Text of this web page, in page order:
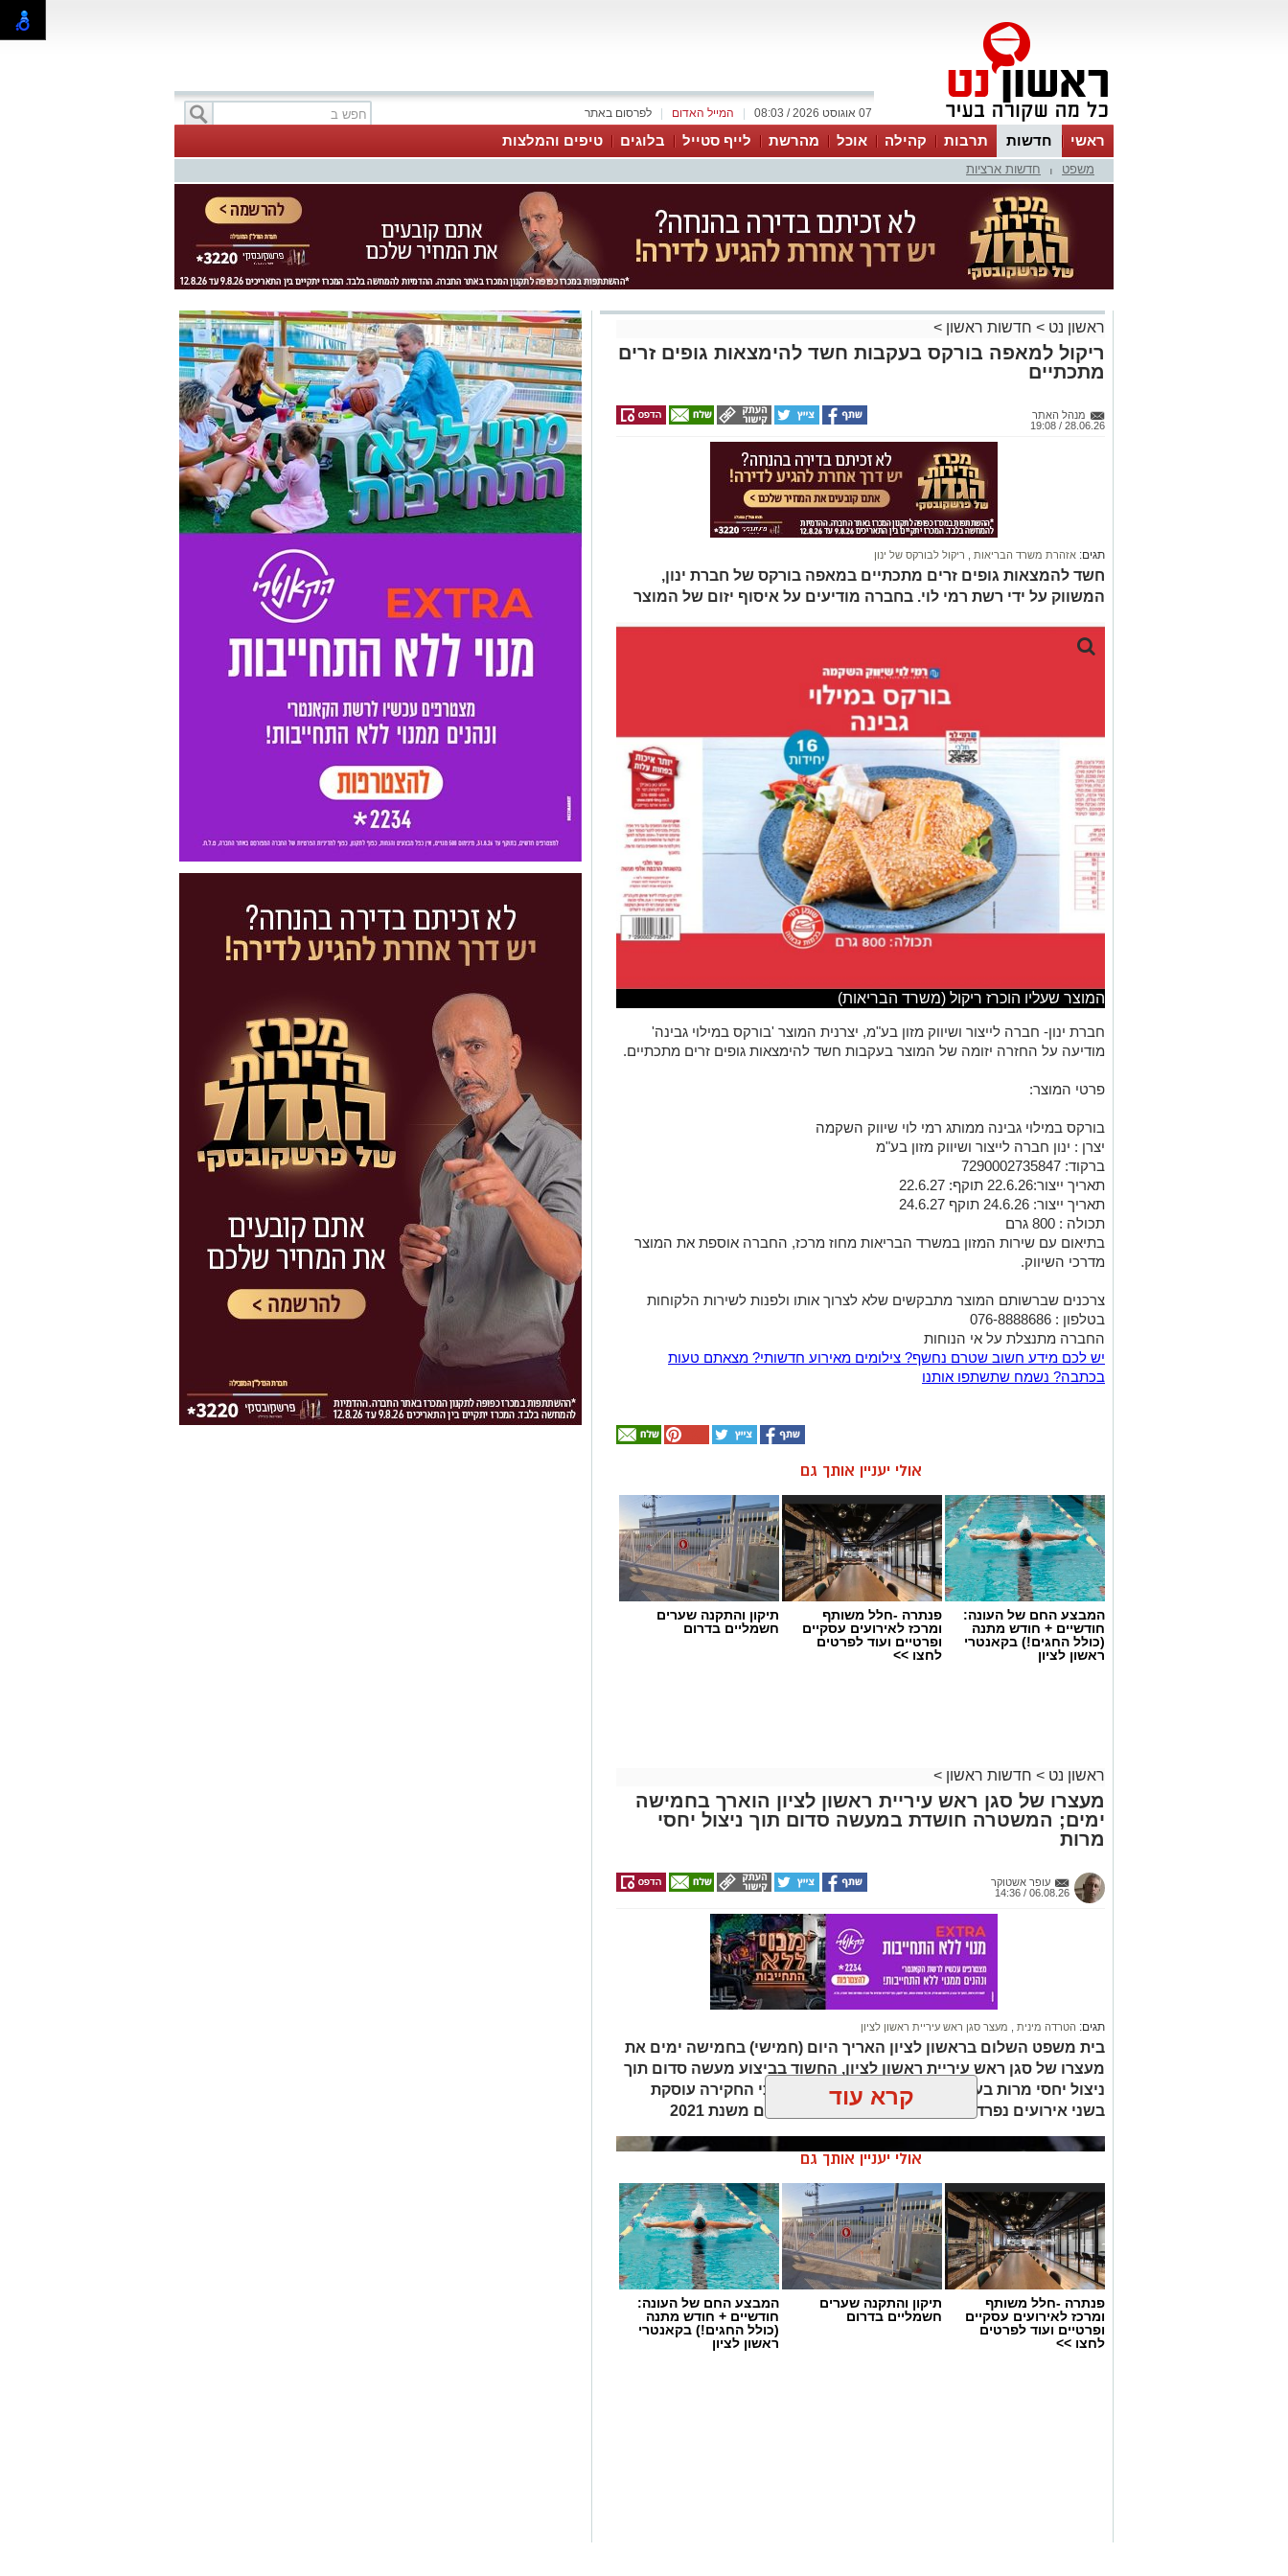
לפרסום באתר המייל האדום 07 אוגוסט 2026 / 08:03
ראשי חדשות תרבות קהילה אוכל מהרשת לייף סטייל בלוגים טיפים והמלצות
משפט חדשות ארציות
ראשון נט > חדשות ראשון >
ריקול למאפה בורקס בעקבות חשד להימצאות גופים זרים
מתכתיים
מנהל האתר
28.06.26 / 19:08
תגים: אזהרת משרד הבריאות ריקול לבורקס של ינון
חשד להמצאות גופים זרים מתכתיים במאפה בורקס של חברת ינון,
המשווק על ידי רשת רמי לוי. בחברה מודיעים על איסוף יזום של המוצר
המוצר שעליו הוכרז ריקול (משרד הבריאות)
חברת ינון- חברה לייצור ושיווק מזון בע"מ, יצרנית המוצר 'בורקס במילוי גבינה'
מודיעה על החזרה יזומה של המוצר בעקבות חשד להימצאות גופים זרים מתכתיים.
פרטי המוצר:
בורקס במילוי גבינה ממותג רמי לוי שיווק השקמה
יצרן : ינון חברה לייצור ושיווק מזון בע"מ
ברקוד: 7290002735847
תאריך ייצור:22.6.26 תוקף: 22.6.27
תאריך ייצור: 24.6.26 תוקף 24.6.27
תכולה : 800 גרם
בתיאום עם שירות המזון במשרד הבריאות מחוז מרכז, החברה אוספת את המוצר
מדרכי השיווק.
צרכנים שברשותם המוצר מתבקשים שלא לצרוך אותו ולפנות לשירות הלקוחות
בטלפון : 076-8888686
החברה מתנצלת על אי הנוחות
יש לכם מידע חשוב שטרם נחשף? צילומים מאירוע חדשותי? מצאתם טעות
בכתבה? נשמח שתשתפו אותנו
אולי יעניין אותך גם
המבצע החם של העונה:
חודשיים + חודש מתנה
(כולל החגים!) בקאנטרי
ראשון לציון
פנתרה -חלל משותף
ומרכז לאירועים עסקיים
ופרטיים ועוד לפרטים
לחצו >>
תיקון והתקנה שערים
חשמליים בדרום
ראשון נט > חדשות ראשון >
מעצרו של סגן ראש עיריית ראשון לציון הוארך בחמישה
ימים; המשטרה חושדת במעשה סדום תוך ניצול יחסי
מרות
עופר אשטוקר
06.08.26 / 14:36
תגים: הטרדה מינית מעצר סגן ראש עיריית ראשון לציון
בית משפט השלום בראשון לציון האריך היום (חמישי) בחמישה ימים את
מעצרו של סגן ראש עיריית ראשון לציון, החשוד בביצוע מעשה סדום תוך
ניצול יחסי מרות בעובדת עירייה. המשטרה טוענת כי החקירה עוסקת
בשני אירועים נפרדים וכי נבדק חשד למקרים נוספים משנת 2021
קרא עוד
אולי יעניין אותך גם
פנתרה -חלל משותף
ומרכז לאירועים עסקיים
ופרטיים ועוד לפרטים
לחצו >>
תיקון והתקנה שערים
חשמליים בדרום
המבצע החם של העונה:
חודשיים + חודש מתנה
(כולל החגים!) בקאנטרי
ראשון לציון